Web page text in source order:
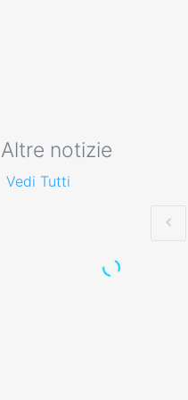
Altre notizie
Vedi Tutti